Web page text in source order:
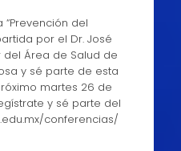
del
por el Dr. José
del Área de Salud de
y sé parte de esta
martes 26 de
y sé parte del
conferencias/